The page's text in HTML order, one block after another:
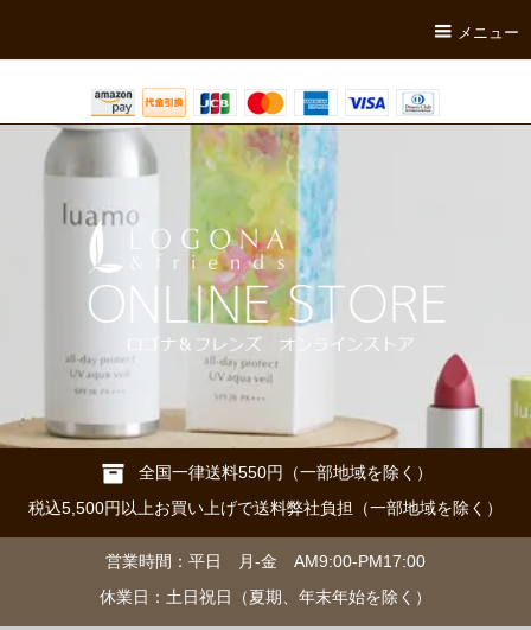
メニュー
全国一律送料550円（一部地域を除く）
税込5,500円以上お買い上げで送料弊社負担（一部地域を除く）
営業時間：平日 月-金 AM9:00-PM17:00
休業日：土日祝日（夏期、年末年始を除く）